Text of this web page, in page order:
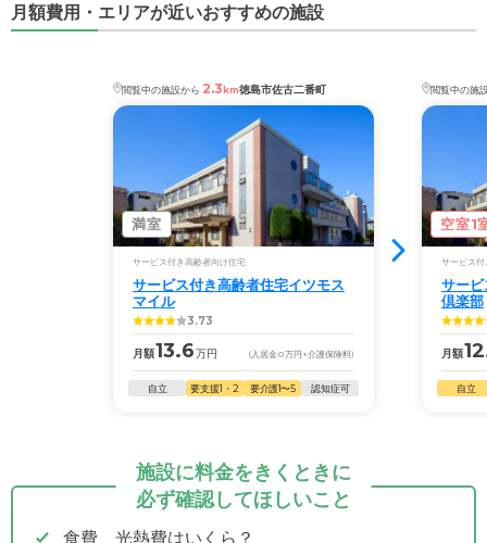
月額費用・エリアが近いおすすめの施設
閲覧中の施設から 2.3km徳島市佐古二番町
満室
サービス付き高齢者向け住宅
サービス付き高齢者住宅イツモス
マイル
3.73
月額13.6万円 (入居金0万円 +介護保険料)
自立 要支援1・2 要介護1〜5 認知症可
閲覧中の施
空室1
サービス付
サー
倶楽部
月額
自立
施設に料金をきくときに
必ず確認してほしいこと
食費、光熱費はいくら？